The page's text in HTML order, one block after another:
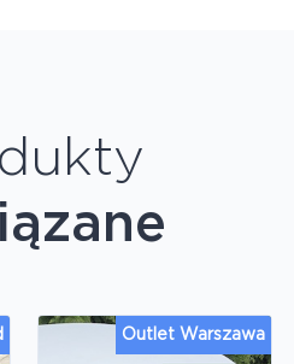
Outlet Warszawa